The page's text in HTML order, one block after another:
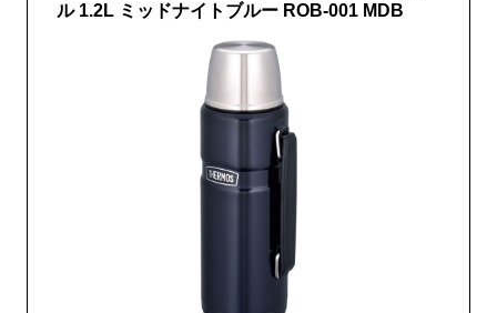
ル 1.2L ミッドナイトブルー ROB-001 MDB